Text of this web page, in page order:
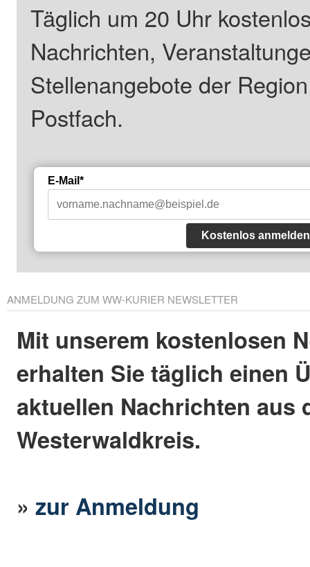
Täglich um 20 Uhr
Nachrichten,
Stellenangebote der
Postfach.
E-Mail*
Kostenlos anmelden
ANMELDUNG ZUM WW-KURIER NEWSLETTER
Mit unserem kostenlosen
erhalten Sie täglich einen
aktuellen Nachrichten aus
Westerwaldkreis.
»zur Anmeldung